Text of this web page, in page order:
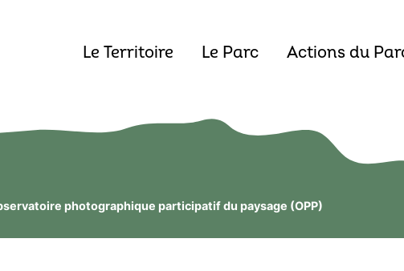
Le Territoire Le Parc Actions du
photographique participatif du paysage (OPP)